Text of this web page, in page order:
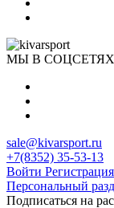
МЫ В СОЦСЕТЯХ
sale@kivarsport.ru
+7(8352) 35-53-13
Войти Регистрация
Персональный
Подписаться на